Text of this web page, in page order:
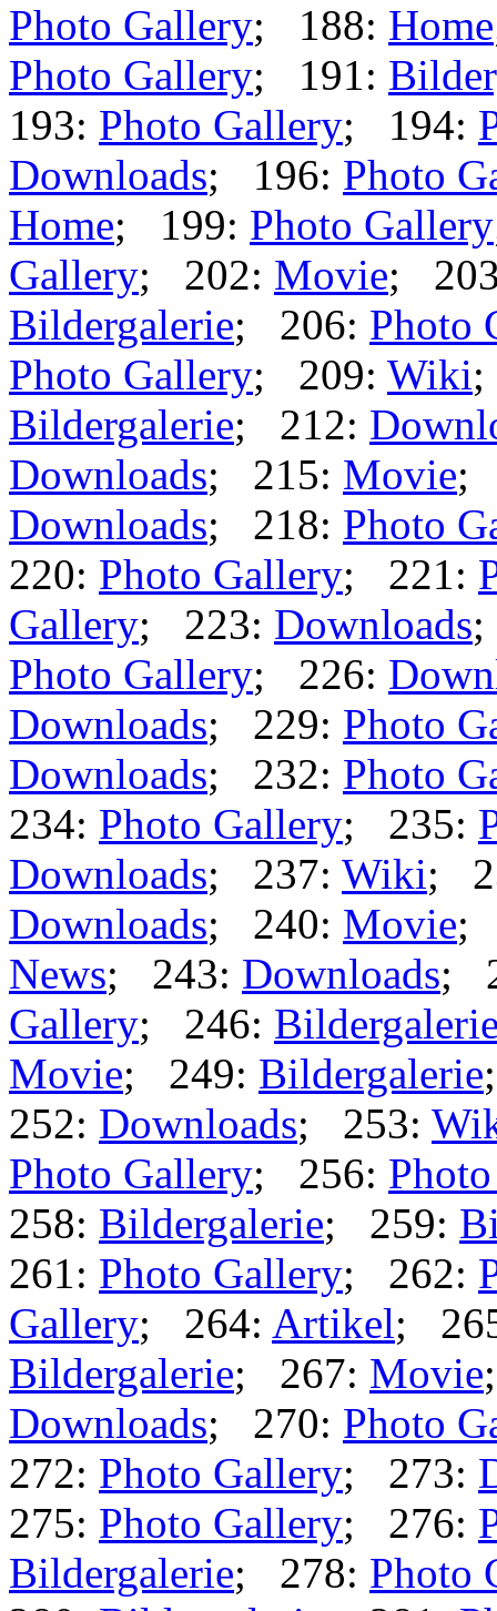
Photo Gallery; 188: Home
Photo Gallery; 191:
193: Photo Gallery; 194:
Downloads; 196: Photo
Home; 199: Photo Gallery
Gallery; 202: Movie;
Bildergalerie; 206: Photo
Photo Gallery; 209: Wiki
Bildergalerie; 212:
Downloads; 215: Movie;
Downloads; 218: Photo
220: Photo Gallery; 221:
Gallery; 223: Downloads
Photo Gallery; 226:
Downloads; 229: Photo
Downloads; 232: Photo
234: Photo Gallery; 235:
Downloads; 237: Wiki;
Downloads; 240: Movie;
News; 243: Downloads;
Gallery; 246:
Movie; 249: Bildergalerie
252: Downloads; 253:
Photo Gallery; 256:
258: Bildergalerie; 259:
261: Photo Gallery; 262:
Gallery; 264: Artikel;
Bildergalerie; 267: Movie
Downloads; 270: Photo
272: Photo Gallery; 273:
275: Photo Gallery; 276:
Bildergalerie; 278: Photo